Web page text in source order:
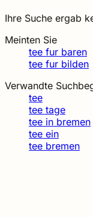
Ihre Suche ergab
Meinten Sie
tee fur baren
tee fur bilden
Verwandte
tee
tee tage
tee in bremen
tee ein
tee bremen